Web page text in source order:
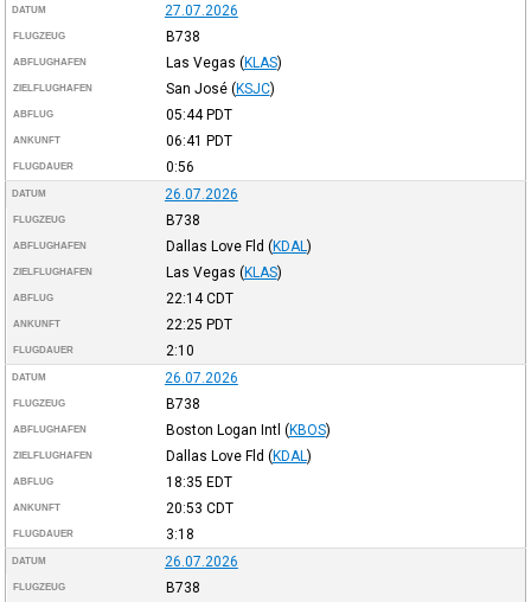
DATUM 27.07.2026
FLUGZEUG B738
ABFLUGHAFEN Las Vegas (KLAS)
ZIELFLUGHAFEN San José (KSJC)
ABFLUG 05:44PDT
ANKUNFT 06:41 PDT
FLUGDAUER 0:56
DATUM 26.07.2026
FLUGZEUG B738
ABFLUGHAFEN Dallas Love Fld (KDAL )
ZIELFLUGHAFEN Las Vegas (KLAS)
ABFLUG 22:14CDT
ANKUNFT 22:25 PDT
FLUGDAUER 2:10
DATUM 26.07.2026
FLUGZEUG B738
ABFLUGHAFEN Boston Logan Intl (KBOS)
ZIELFLUGHAFEN Dallas Love Fld (KDAL )
ABFLUG 18:35 EDT
ANKUNFT 20:53 CDT
FLUGDAUER 3:18
DATUM 26.07.2026
FLUGZEUG B738